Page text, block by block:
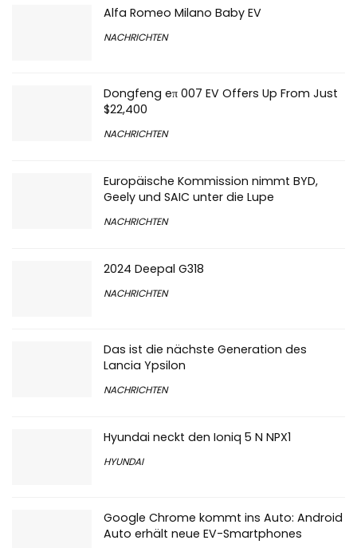
Alfa Romeo Milano Baby EV
NACHRICHTEN
$22,400
Geely und SAIC unter die Lupe
Das ist die nächste Generation des
Lancia Ypsilon
NACHRICHTEN
Hyundai neckt den Ioniq 5 N NPX1
HYUNDAI
Auto erhält neue EV-Smartphones